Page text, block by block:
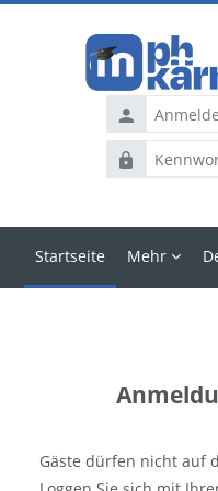
Anmeldename
Kennwort
Startseite Mehr
Gäste dürfen nicht auf